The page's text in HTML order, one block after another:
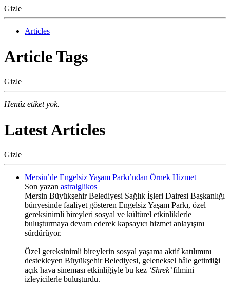
Gizle
Articles
Article Tags
Gizle
Henüz etiket yok.
Latest Articles
Gizle
Mersin’de Engelsiz Yaşam Parkı’ndan Örnek Hizmet
Son yazan astralglikos
Mersin Büyükşehir Belediyesi Sağlık İşleri Dairesi Başkanlığı
bünyesinde faaliyet gösteren Engelsiz Yaşam Parkı, özel
gereksinimli bireyleri sosyal ve kültürel etkinliklerle
buluşturmaya devam ederek kapsayıcı hizmet anlayışını
sürdürüyor.
Özel gereksinimli bireylerin sosyal yaşama aktif katılımını
destekleyen Büyükşehir Belediyesi, geleneksel hâle getirdiği
açık hava sineması etkinliğiyle bu kez ‘Shrek’filmini
izleyicilerle buluşturdu.